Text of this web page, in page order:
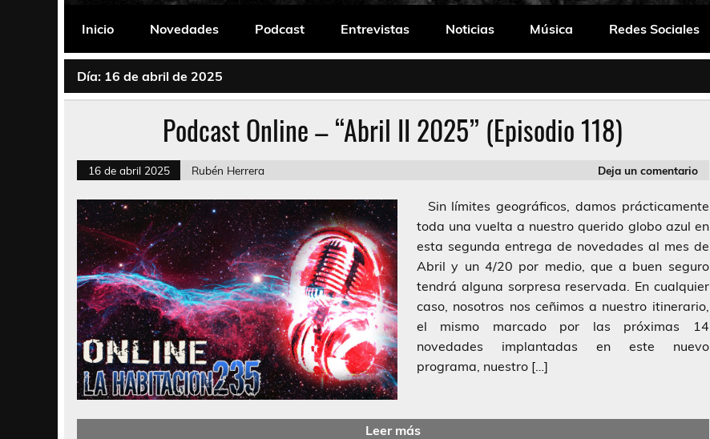
La Habitación 235
Inicio
Novedades Podcast Entrevistas Noticias Música Redes Sociales
Día: 16 de abril de 2025
Podcast Online – “Abril II 2025” (Episodio 118)
16 de abril 2025 Rubén Herrera Deja un comentario
Sin límites geográficos, damos prácticamente
toda una vuelta a nuestro querido globo azul en
esta segunda entrega de novedades al mes de
Abril y un 4/20 por medio, que a buen seguro
tendrá alguna sorpresa reservada. En cualquier
caso, nosotros nos ceñimos a nuestro itinerario,
el mismo marcado por las próximas 14
novedades implantadas en este nuevo
programa, nuestro […]
Leer más